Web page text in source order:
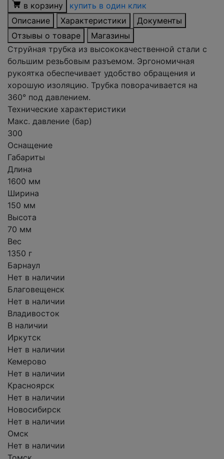
в корзину
купить в один клик
Описание
Характеристики
Документы
Отзывы о товаре
Магазины
Струйная трубка из высококачественной стали с
большим резьбовым разъемом. Эргономичная
рукоятка обеспечивает удобство обращения и
хорошую изоляцию. Трубка поворачивается на
360° под давлением.
Технические характеристики
Макс. давление (бар)
300
Оснащение
Габариты
Длина
1600 мм
Ширина
150 мм
Высота
70 мм
Вес
1350 г
Барнаул
Нет в наличии
Благовещенск
Нет в наличии
Владивосток
В наличии
Иркутск
Нет в наличии
Кемерово
Нет в наличии
Красноярск
Нет в наличии
Новосибирск
Нет в наличии
Омск
Нет в наличии